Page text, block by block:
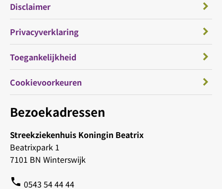
Bezoekadressen
Streekziekenhuis Koningin Beatrix
Beatrixpark 1
7101 BN Winterswijk
phone 0543 54 44 44
Disclaimer
Privacyverklaring
Toegankelijkheid
Cookievoorkeuren